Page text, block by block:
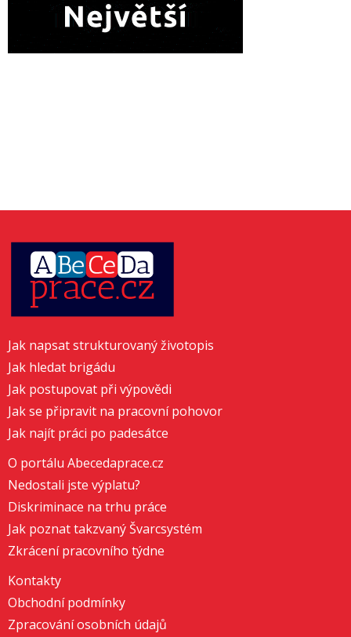
Jak napsat strukturovaný životopis
Jak hledat brigádu
Jak postupovat při výpovědi
Jak se připravit na pracovní pohovor
Jak najít práci po padesátce
O portálu Abecedaprace.cz
Nedostali jste výplatu?
Diskriminace na trhu práce
Jak poznat takzvaný Švarcsystém
Zkrácení pracovního týdne
Kontakty
Obchodní podmínky
Zpracování osobních údajů